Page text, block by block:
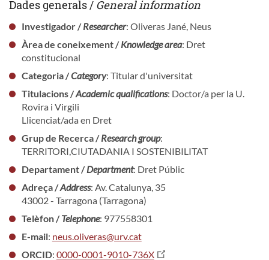
Dades generals / General information
Investigador /Researcher: Oliveras Jané, Neus
Àrea de coneixement /Knowledge area: Dret
constitucional
Categoria /Category: Titular d'universitat
Titulacions /Academic qualifications: Doctor/a per la U.
Rovira i Virgili
Llicenciat/ada en Dret
Grup de Recerca /Research group:
TERRITORI,CIUTADANIA I SOSTENIBILITAT
Departament /Department: Dret Públic
Adreça /Address: Av. Catalunya, 35
43002 - Tarragona (Tarragona)
Telèfon /Telephone: 977558301
E-mail: neus.oliveras@urv.cat
ORCID: 0000-0001-9010-736X